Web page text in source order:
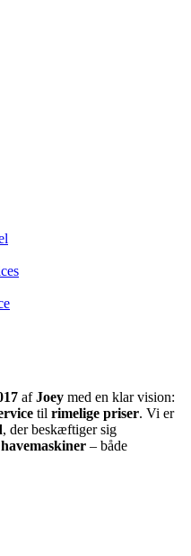
afJoey med en klar vision:
til rimelige priser. Vi er
, der beskæftiger sig
– både